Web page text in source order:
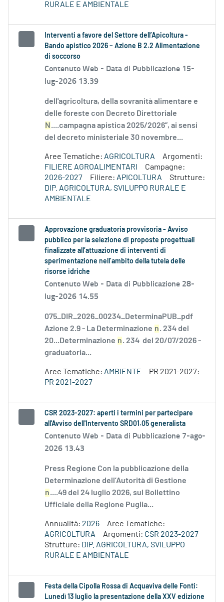
RURALE E AMBIENTALE
Interventi a favore del Settore dell’Apicoltura -
Bando apistico 2026 – Azione B 2.2 Alimentazione
di soccorso
Contenuto Web - Data di Pubblicazione 15-
lug-2026 13.39
dell'agricoltura, della sovranità alimentare e
delle foreste con Decreto Direttoriale
N ....campagna apistica 2025/2026”, ai sensi
del decreto ministeriale 30 novembre...
Aree Tematiche: AGRICOLTURA
Argomenti:
FILIERE AGROALIMENTARI
Campagne:
2026-2027
Filiere: APICOLTURA
Strutture:
DIP. AGRICOLTURA, SVILUPPO RURALE E
AMBIENTALE
Approvazione graduatoria provvisoria - Avviso
pubblico per la selezione di proposte progettuali
finalizzate all’attuazione di interventi di
sperimentazione nell’ambito della tutela delle
risorse idriche
Contenuto Web - Data di Pubblicazione 28-
lug-2026 14.55
075_DIR_2026_00234_DeterminaPUB_pdf
Azione 2.9 - La Determinazione n. 234 del
20...Determinazione n. 234 del 20/07/2026 -
graduatoria...
Aree Tematiche: AMBIENTE
PR 2021-2027:
PR 2021-2027
CSR 2023-2027: aperti i termini per partecipare
all'Avviso dell'Intervento SRD01.05 generalista
Contenuto Web - Data di Pubblicazione 7-ago-
2026 13.43
Press Regione Con la pubblicazione della
Determinazione dell’Autorità di Gestione
n....49 del 24 luglio 2026, sul Bollettino
Ufficiale della Regione Puglia...
Annualità: 2026
Aree Tematiche:
AGRICOLTURA
Argomenti: CSR 2023-2027
Strutture: DIP. AGRICOLTURA, SVILUPPO
RURALE E AMBIENTALE
Festa della Cipolla Rossa di Acquaviva delle Fonti:
Lunedì 13 luglio la presentazione della XXV edizione